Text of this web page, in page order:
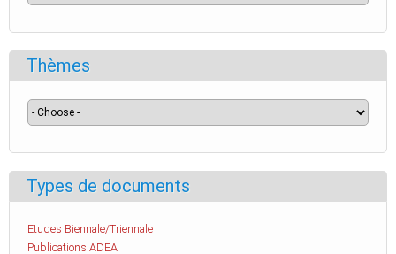
Thèmes
Types de documents
Etudes Biennale/Triennale
Publications ADEA